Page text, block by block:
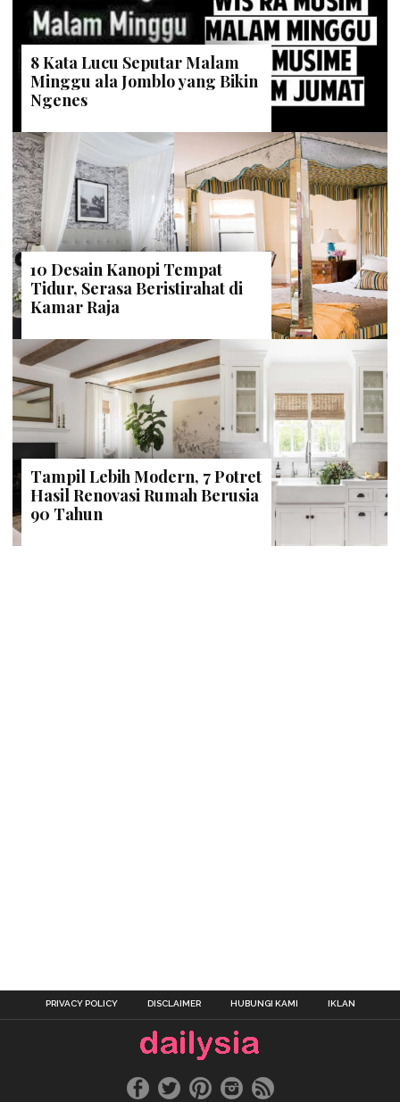
8 Kata Lucu Seputar Malam
Minggu ala Jomblo yang Bikin
Ngenes
10 Desain Kanopi Tempat
Tidur, Serasa Beristirahat di
Kamar Raja
Tampil Lebih Modern, 7 Potret
Hasil Renovasi Rumah Berusia
90 Tahun
PRIVACY POLICY DISCLAIMER HUBUNGI KAMI IKLAN